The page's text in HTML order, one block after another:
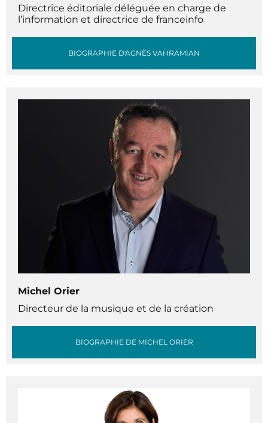
Directrice éditoriale déléguée en charge de
l’information et directrice de franceinfo
BIOGRAPHIE D'AGNÈS VAHRAMIAN
Michel Orier
Directeur de la musique et de la création
BIOGRAPHIE DE MICHEL ORIER